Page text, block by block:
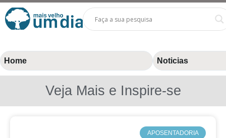
Home Noticias
Veja Mais e Inspire-se
APOSENTADORIA